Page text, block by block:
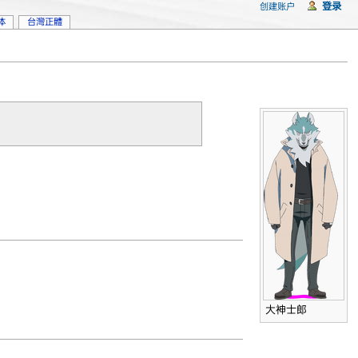
大神士郎
台灣正體
创建账户 登录